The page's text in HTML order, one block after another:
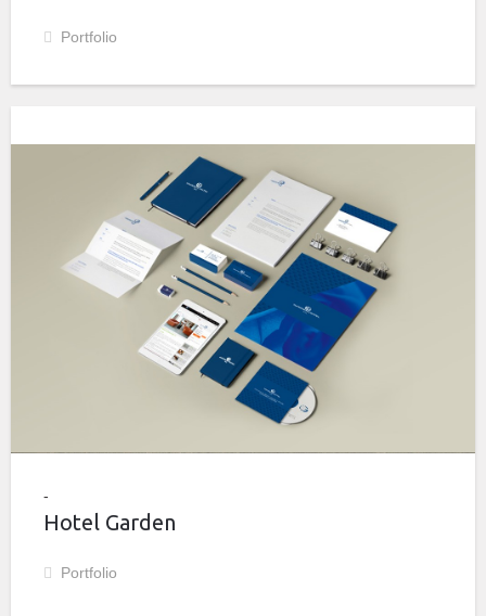
Portfolio
Hotel Garden
Portfolio